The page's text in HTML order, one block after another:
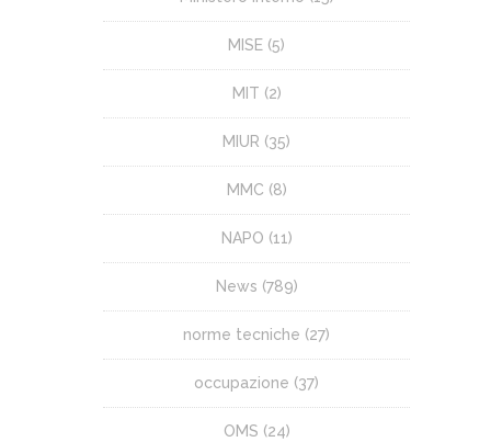
MISE (5)
MIT (2)
MIUR (35)
MMC (8)
NAPO (11)
News (789)
norme tecniche (27)
occupazione (37)
OMS (24)